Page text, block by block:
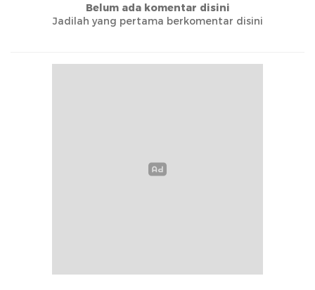
Belum ada komentar disini
Jadilah yang pertama berkomentar disini